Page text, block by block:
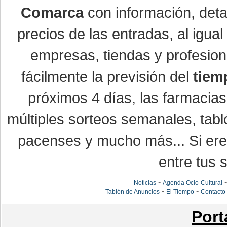
Comarcacon información,
precios de las entradas, al
empresas, tiendas y
fácilmente la previsión del
próximos 4 días, las
múltiples sorteos semanales,
pacenses y mucho más... Si
entre tus
Noticias- Agenda Ocio-Cultural
Tablón de Anuncios- El Tiempo- Contacto